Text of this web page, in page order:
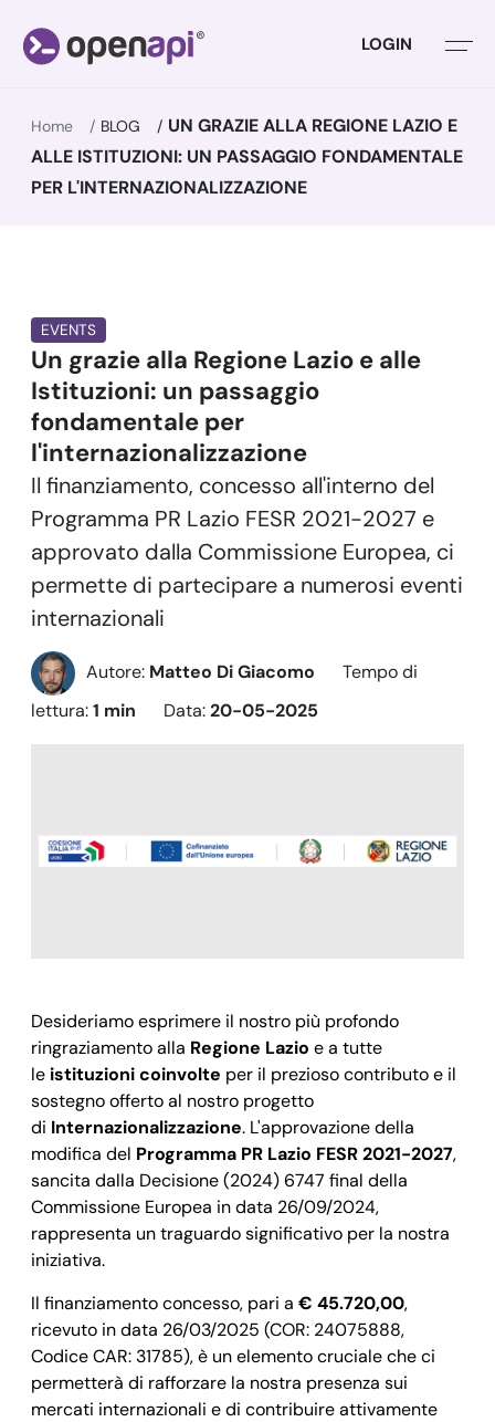
LOGIN
Home BLOG
UN GRAZIE ALLA REGIONE LAZIO E
ALLE ISTITUZIONI: UN PASSAGGIO FONDAMENTALE
PER L'INTERNAZIONALIZZAZIONE
EVENTS
Un grazie alla Regione Lazio e alle
Istituzioni: un passaggio
fondamentale per
l'internazionalizzazione
Il finanziamento, concesso all'interno del
Programma PR Lazio FESR 2021-2027 e
approvato dalla Commissione Europea, ci
permette di partecipare a numerosi eventi
internazionali
Autore: Matteo Di Giacomo
Tempo di
lettura:1 min Data:20-05-2025
Desideriamo esprimere il nostro più profondo
ringraziamento alla Regione Lazio e a tutte
le istituzioni coinvolte per il prezioso contributo e il
sostegno offerto al nostro progetto
di Internazionalizzazione. L'approvazione della
modifica del Programma PR Lazio FESR 2021-2027,
sancita dalla Decisione (2024) 6747 final della
Commissione Europea in data 26/09/2024,
rappresenta un traguardo significativo per la nostra
iniziativa.
Il finanziamento concesso, pari a € 45.720,00,
ricevuto in data 26/03/2025 (COR: 24075888,
Codice CAR: 31785), è un elemento cruciale che ci
permetterà di rafforzare la nostra presenza sui
mercati internazionali e di contribuire attivamente